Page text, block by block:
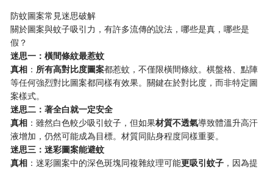
防蚊圖案常見迷思破解
關於圖案與蚊子吸引力，有許多流傳的說法，哪些是真，哪些是
假？
​迷思一：橫間條紋最惹蚊​
​真相​ ​：​ ​所有高對比度圖案​​都惹蚊，不僅限橫間條紋。棋盤格、點陣
等任何強烈對比圖案都同樣有效果。關鍵在於對比度，而非特定圖
案樣式。
​迷思二：著全白就一定安全​
​真相​ ​：雖然白色較少吸引蚊子，但如果​​材質不透氣​​導致體溫升高汗
液增加，仍然可能成為目標。材質同貼身程度同樣重要。
​迷思三：迷彩圖案能避蚊​
​真相​ ​：迷彩圖案中的深色斑塊同複雜紋理可能​​更吸引蚊子​ ​，因為提